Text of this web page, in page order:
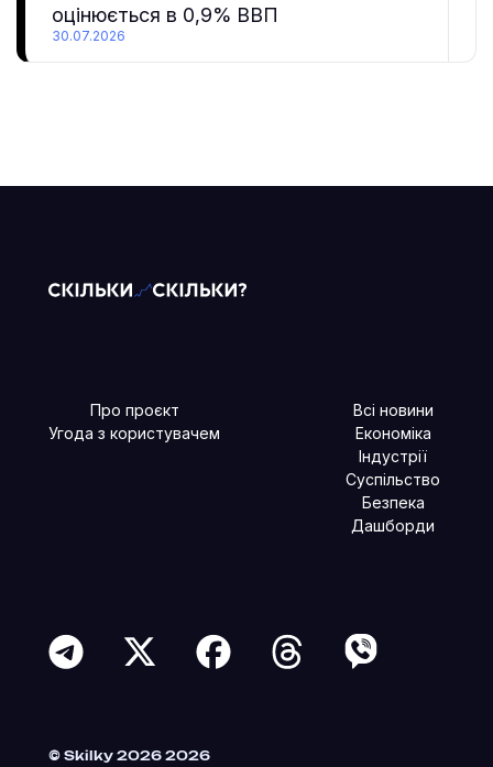
оцінюється в 0,9% ВВП
30.07.2026
Про проєкт
Угода з користувачем
Всі новини
Економіка
Індустрії
Суспільство
Безпека
Дашборди
Читайте більше в наших соцмережах
© Skilky 2026 2026